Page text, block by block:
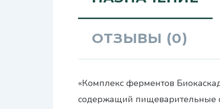
ОТЗЫВЫ (0)
«Комплекс ферментов
содержащий пищеварительные